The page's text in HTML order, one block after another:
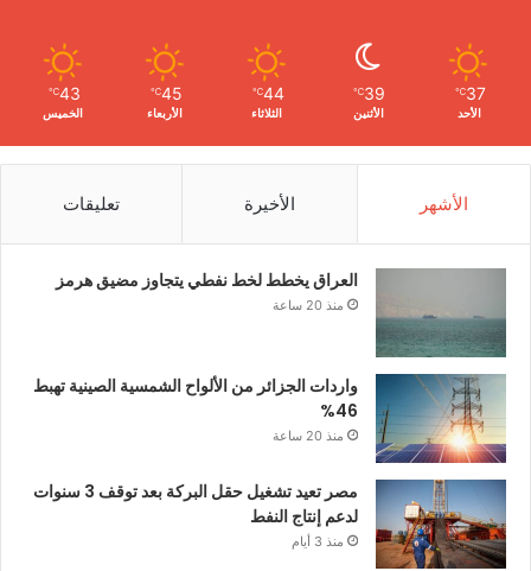
37
℃
الأحد
39
℃
الأثنين
44
℃
الثلاثاء
45
℃
الأربعاء
43
℃
الخميس
الأشهر الأخيرة تعليقات
العراق يخطط لخط نفطي يتجاوز مضيق هرمز
منذ 20 ساعة
واردات الجزائر من الألواح الشمسية الصينية تهبط
46%
منذ 20 ساعة
مصر تعيد تشغيل حقل البركة بعد توقف 3 سنوات
لدعم إنتاج النفط
منذ 3 أيام